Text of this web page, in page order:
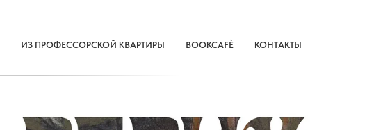
ИЗ ПРОФЕССОРСКОЙ КВАРТИРЫ BOOKCAFÈ КОНТАКТЫ